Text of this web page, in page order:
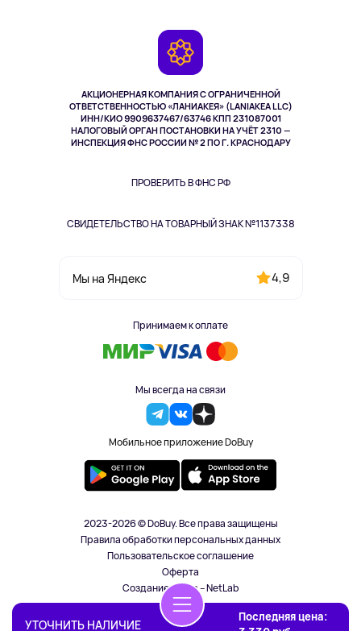
УТОЧНИТЬ НАЛИЧИЕ
Последняя цена:
АКЦИОНЕРНАЯ КОМПАНИЯ С ОГРАНИЧЕННОЙ
ОТВЕТСТВЕННОСТЬЮ «ЛАНИАКЕЯ» (LANIAKEA LLC)
ИНН/КИО 9909637467/63746 КПП 231087001
НАЛОГОВЫЙ ОРГАН ПОСТАНОВКИ НА УЧЁТ 2310 —
ИНСПЕКЦИЯ ФНС РОССИИ № 2 ПО Г. КРАСНОДАРУ
ПРОВЕРИТЬ В ФНС РФ
СВИДЕТЕЛЬСТВО НА ТОВАРНЫЙ ЗНАК №1137338
Мы на Яндекс 4,9
Принимаем к оплате
Мы всегда на связи
Мобильное приложение DoBuy
Здоровье питомцев
Одежда и аксессуары
2023-2026 © DoBuy. Все права защищены
Правила обработки персональных данных
Пользовательское соглашение
Оферта
Создание сайта – NetLab